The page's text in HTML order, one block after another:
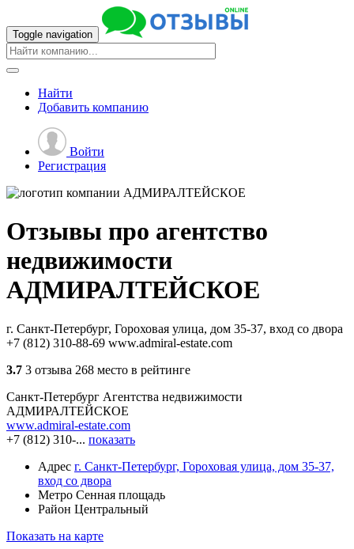
Toggle navigation
Найти
Добавить компанию
Войти
Регистрация
Отзывы про агентство
недвижимости
АДМИРАЛТЕЙСКОЕ
г. Санкт-Петербург, Гороховая улица, дом 35-37, вход со двора
+7 (812) 310-88-69 www.admiral-estate.com
3.7 3 отзыва 268 место в рейтинге
Санкт-Петербург Агентства недвижимости
АДМИРАЛТЕЙСКОЕ
www.admiral-estate.com
+7 (812) 310-... показать
Адрес г. Санкт-Петербург, Гороховая улица, дом 35-37,
вход со двора
Метро Сенная площадь
Район Центральный
Показать на карте